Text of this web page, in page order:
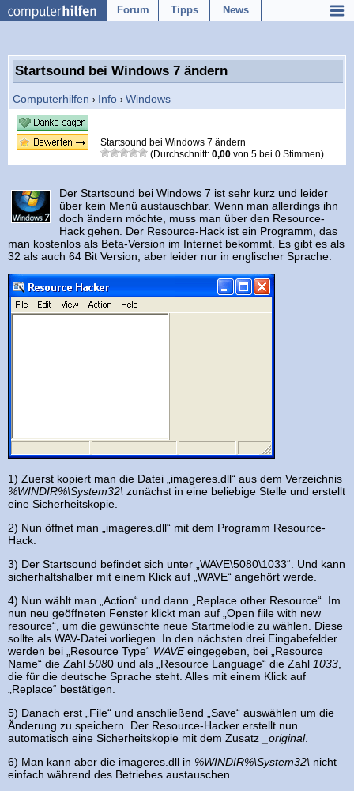
Forum Tipps News
Startsound bei Windows 7 ändern
Computerhilfen › Info › Windows
Startsound bei Windows 7 ändern
(Durchschnitt: 0,00 von 5 bei 0 Stimmen)
Der Startsound bei Windows 7 ist sehr kurz und leider
über kein Menü austauschbar. Wenn man allerdings ihn
doch ändern möchte, muss man über den Resource-
Hack gehen. Der Resource-Hack ist ein Programm, das
man kostenlos als Beta-Version im Internet bekommt. Es gibt es als
32 als auch 64 Bit Version, aber leider nur in englischer Sprache.
1) Zuerst kopiert man die Datei „imageres.dll“ aus dem Verzeichnis
%WINDIR%\System32\ zunächst in eine beliebige Stelle und erstellt
eine Sicherheitskopie.
2) Nun öffnet man „imageres.dll“ mit dem Programm Resource-
Hack.
3) Der Startsound befindet sich unter „WAVE\5080\1033“. Und kann
sicherhaltshalber mit einem Klick auf „WAVE“ angehört werde.
4) Nun wählt man „Action“ und dann „Replace other Resource“. Im
nun neu geöffneten Fenster klickt man auf „Open fiile with new
resource“, um die gewünschte neue Startmelodie zu wählen. Diese
sollte als WAV-Datei vorliegen. In den nächsten drei Eingabefelder
werden bei „Resource Type“ WAVEeingegeben, bei „Resource
Name“ die Zahl 5080 und als „Resource Language“ die Zahl 1033
die für die deutsche Sprache steht. Alles mit einem Klick auf
„Replace“ bestätigen.
5) Danach erst „File“ und anschließend „Save“ auswählen um die
Änderung zu speichern. Der Resource-Hacker erstellt nun
automatisch eine Sicherheitskopie mit dem Zusatz
_original.
6) Man kann aber die imageres.dll in %WINDIR%\System32\ nicht
einfach während des Betriebes austauschen.